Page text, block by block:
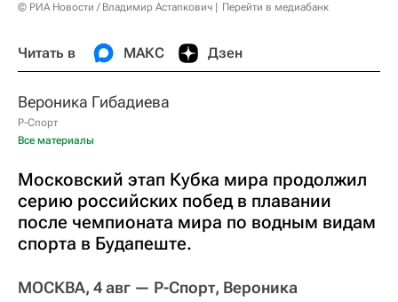
© РИА Новости / Владимир Астапкович Перейти в медиабанк
Читать в МАКС Дзен
Вероника Гибадиева
Р-Спорт
Все материалы
Московский этап Кубка мира продолжил
серию российских побед в плавании
после чемпионата мира по водным видам
спорта в Будапеште.
МОСКВА, 4 авг — Р-Спорт, Вероника